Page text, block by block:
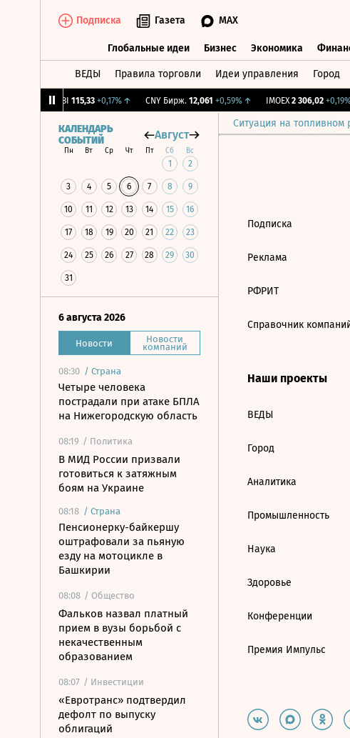
Подписка Газета MAX
Глобальные идеи Бизнес Экономика
ВЕДЫ Правила торговли Идеи управления Город
115,33 +0,17%↑ CNY Бирж. 12,061 +0,59%↑ IMOEX 2 306,02 +0,19%
Ситуация на
КАЛЕНДАРЬ
СОБЫТИЙ
Август
Пн Вт Ср Чт Пт Сб Вс
1 2
3 4 5 6 7 8 9
10 11 12 13 14 15 16
17 18 19 20 21 22 23
24 25 26 27 28 29 30
31
6 августа 2026
Новости Новости
компаний
08:30 / Страна
Четыре человека
пострадали при атаке БПЛА
на Нижегородскую область
08:19 / Политика
В МИД России призвали
готовиться к затяжным
боям на Украине
08:18 / Страна
Пенсионерку-байкершу
оштрафовали за пьяную
езду на мотоцикле в
Башкирии
08:08 / Общество
Фальков назвал платный
прием в вузы борьбой с
некачественным
образованием
08:07 / Инвестиции
«Евротранс» подтвердил
дефолт по выпуску
облигаций
Подписка
Реклама
РФРИТ
Справочник
Наши проекты
ВЕДЫ
Город
Аналитика
Промышленность
Наука
Здоровье
Конференции
Премия Импульс